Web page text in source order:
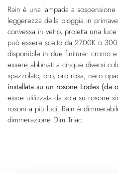
galleria
di
immagini
di
immagini
Rain è una lampada a
leggerezza della pioggia in
convessa in vetro, proietta una
può essere scelto da 2700K o
disponibile in due finiture: cromo
essere abbinati a cinque diversi
spazzolato, oro, oro rosa, nero
installata su un rosone Lodes (da
essre utilizzata da sola su rosone
rosoni a più luci. Rain è
dimmerazione Dim Triac.